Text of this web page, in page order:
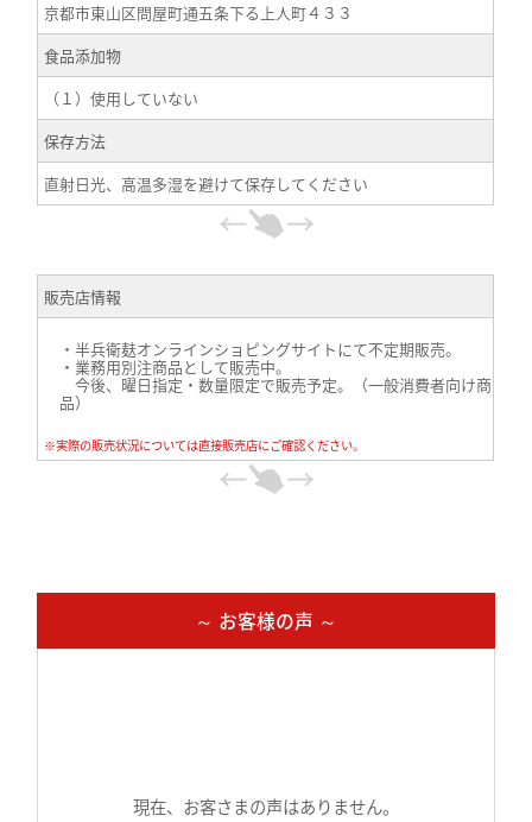
京都市東山区問屋町通五条下る上人町４３３
食品添加物
（１）使用していない
保存方法
直射日光、高温多湿を避けて保存してください
販売店情報
・半兵衛麸オンラインショピングサイトにて不定期販売。
・業務用別注商品として販売中。
今後、曜日指定・数量限定で販売予定。（一般消費者向け商
品）
※実際の販売状況については直接販売店にご確認ください。
～ お客様の声 ～
現在、お客さまの声はありません。